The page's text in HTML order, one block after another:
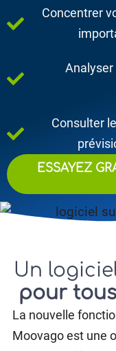
Concentrer
Consulter
ESSAYEZ
Un
pour
La nouvelle
Moovago est une